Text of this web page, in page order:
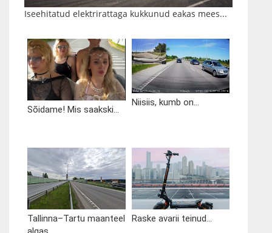
Iseehitatud elektrirattaga kukkunud eakas mees...
Sõidame! Mis saakski...
Niisiis, kumb on...
Tallinna–Tartu maanteel
Raske avarii teinud...